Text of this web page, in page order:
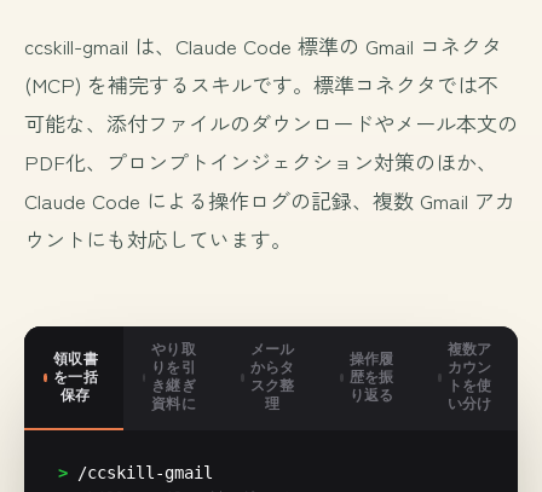
ccskill-gmail は、Claude Code 標準の Gmail コネクタ
(MCP) を補完するスキルです。標準コネクタでは不
可能な、添付ファイルのダウンロードやメール本文の
PDF化、プロンプトインジェクション対策のほか、
Claude Code による操作ログの記録、複数 Gmail アカ
ウントにも対応しています。
領収書
を一括
保存
やり取
りを引
き継ぎ
資料に
メール
からタ
スク整
理
操作履
歴を振
り返る
複数ア
カウン
トを使
い分け
>
/ccskill-gmail